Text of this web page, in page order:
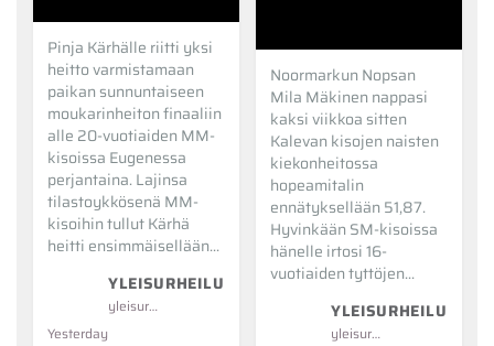
Pinja Kärhälle riitti yksi
heitto varmistamaan
paikan sunnuntaiseen
moukarinheiton finaaliin
alle 20-vuotiaiden MM-
kisoissa Eugenessa
perjantaina. Lajinsa
tilastoykkösenä MM-
kisoihin tullut Kärhä
heitti ensimmäisellään...
YLEISURHEILU
yleisurheilu
Yesterday
Noormarkun Nopsan
Mila Mäkinen nappasi
kaksi viikkoa sitten
Kalevan kisojen naisten
kiekonheitossa
hopeamitalin
ennätyksellään 51,87.
Hyvinkään SM-kisoissa
hänelle irtosi 16-
vuotiaiden tyttöjen...
YLEISURHEILU
yleisurheilu